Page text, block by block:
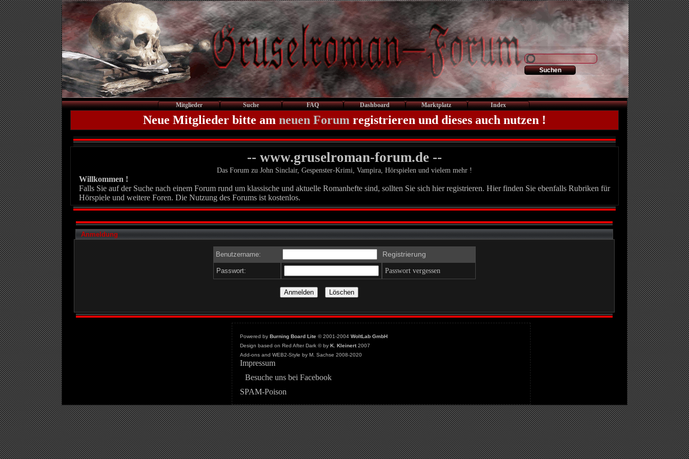
Mitglieder Suche FAQ Dashboard Marktplatz Index
Neue Mitglieder bitte am neuen Forum registrieren und dieses auch nutzen !
-- www.gruselroman-forum.de --
Das Forum zu John Sinclair, Gespenster-Krimi, Vampira, Hörspielen und vielem mehr !
Willkommen !
Falls Sie auf der Suche nach einem Forum rund um klassische und aktuelle Romanhefte sind, sollten Sie sich hier registrieren. Hier finden Sie ebenfalls Rubriken für
Hörspiele und weitere Foren. Die Nutzung des Forums ist kostenlos.
Anmeldung
Benutzername: Registrierung
Passwort: Passwort vergessen
Powered by Burning Board Lite© 2001-2004 WoltLab GmbH
Design based on Red After Dark © by K. Kleinert2007
Add-ons and WEB2-Style by M. Sachse 2008-2020
Impressum
Besuche uns bei Facebook
SPAM-Poison